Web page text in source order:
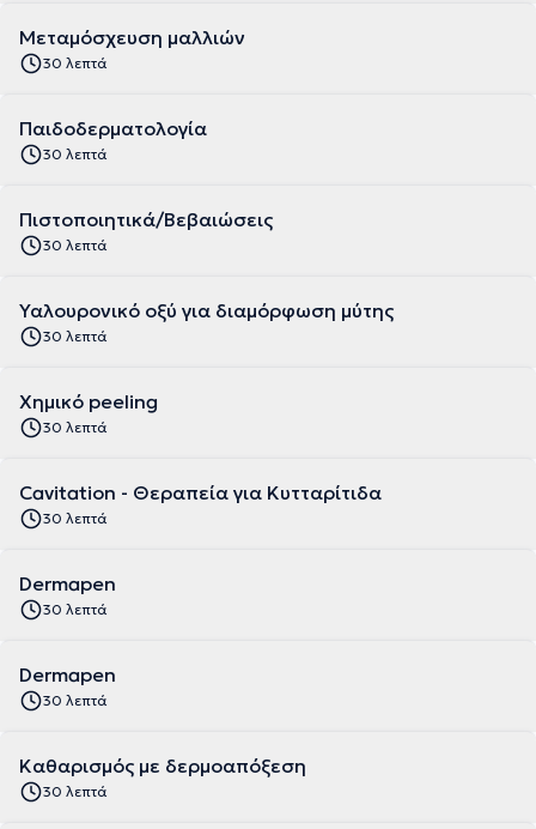
Μεταμόσχευση μαλλιών
30 λεπτά
Παιδοδερματολογία
30 λεπτά
Πιστοποιητικά/Βεβαιώσεις
30 λεπτά
Υαλουρονικό οξύ για διαμόρφωση μύτης
30 λεπτά
Χημικό peeling
30 λεπτά
Cavitation - Θεραπεία για Κυτταρίτιδα
30 λεπτά
Dermapen
30 λεπτά
Dermapen
30 λεπτά
Kαθαρισμός με δερμοαπόξεση
30 λεπτά